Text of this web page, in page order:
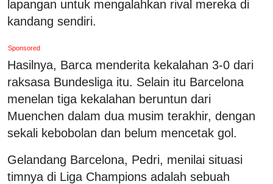
lapangan untuk mengalahkan rival mereka di
kandang sendiri.
Sponsored
Hasilnya, Barca menderita kekalahan 3-0 dari
raksasa Bundesliga itu. Selain itu Barcelona
menelan tiga kekalahan beruntun dari
Muenchen dalam dua musim terakhir, dengan
sekali kebobolan dan belum mencetak gol.
Gelandang Barcelona, Pedri, menilai situasi
timnya di Liga Champions adalah sebuah